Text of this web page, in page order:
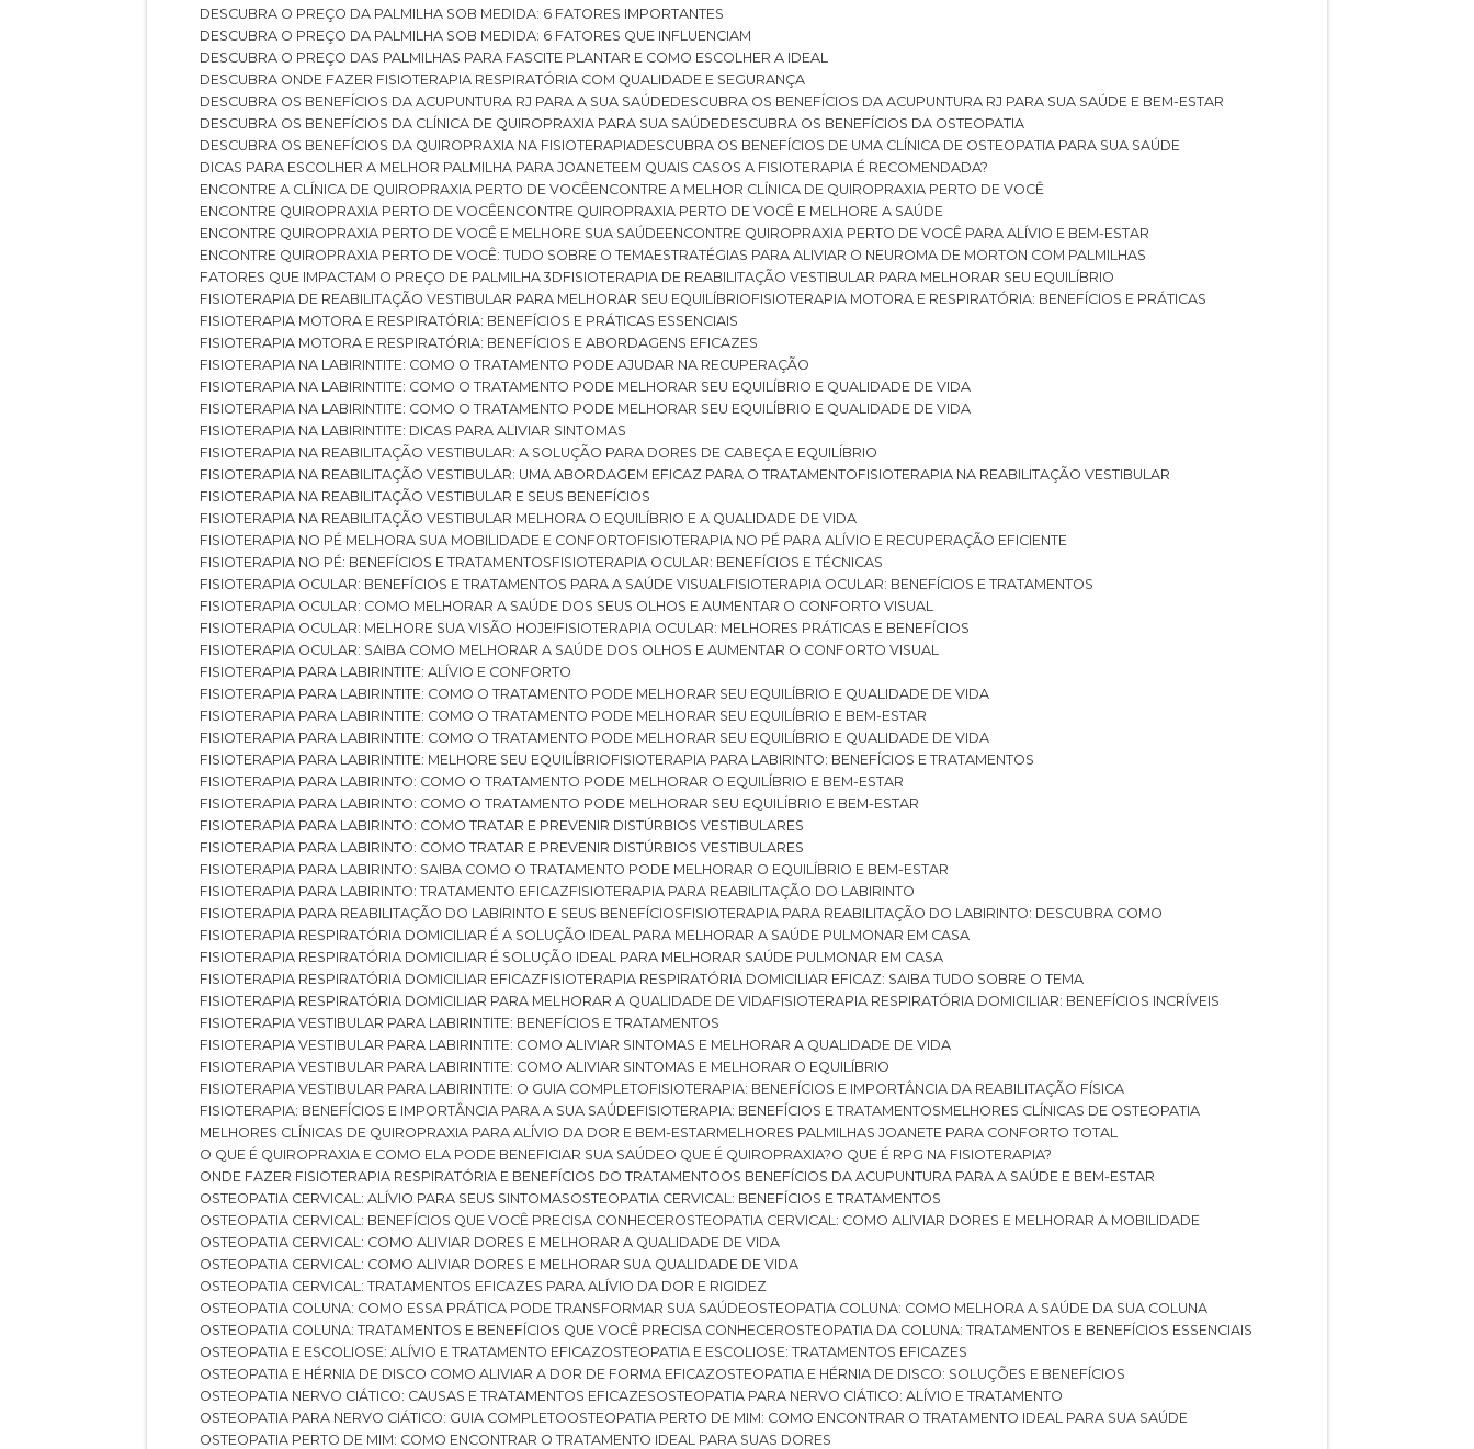
DESCUBRA O PREÇO DA PALMILHA SOB MEDIDA: 6 FATORES IMPORTANTES
DESCUBRA O PREÇO DA PALMILHA SOB MEDIDA: 6 FATORES QUE INFLUENCIAM
DESCUBRA O PREÇO DAS PALMILHAS PARA FASCITE PLANTAR E COMO ESCOLHER A IDEAL
DESCUBRA ONDE FAZER FISIOTERAPIA RESPIRATÓRIA COM QUALIDADE E SEGURANÇA
DESCUBRA OS BENEFÍCIOS DA ACUPUNTURA RJ PARA A SUA SAÚDE
DESCUBRA OS BENEFÍCIOS DA ACUPUNTURA RJ PARA SUA SAÚDE E BEM-ESTAR
DESCUBRA OS BENEFÍCIOS DA CLÍNICA DE QUIROPRAXIA PARA SUA SAÚDE
DESCUBRA OS BENEFÍCIOS DA OSTEOPATIA
DESCUBRA OS BENEFÍCIOS DA QUIROPRAXIA NA FISIOTERAPIA
DESCUBRA OS BENEFÍCIOS DE UMA CLÍNICA DE OSTEOPATIA PARA SUA SAÚDE
DICAS PARA ESCOLHER A MELHOR PALMILHA PARA JOANETE EM QUAIS CASOS A FISIOTERAPIA É RECOMENDADA?
ENCONTRE A CLÍNICA DE QUIROPRAXIA PERTO DE VOCÊ ENCONTRE A MELHOR CLÍNICA DE QUIROPRAXIA PERTO DE VOCÊ
ENCONTRE QUIROPRAXIA PERTO DE VOCÊ ENCONTRE QUIROPRAXIA PERTO DE VOCÊ E MELHORE A SAÚDE
ENCONTRE QUIROPRAXIA PERTO DE VOCÊ E MELHORE SUA SAÚDE ENCONTRE QUIROPRAXIA PERTO DE VOCÊ PARA ALÍVIO E BEM-ESTAR
ENCONTRE QUIROPRAXIA PERTO DE VOCÊ: TUDO SOBRE O TEMA ESTRATÉGIAS PARA ALIVIAR O NEUROMA DE MORTON COM PALMILHAS
FATORES QUE IMPACTAM O PREÇO DE PALMILHA 3D
FISIOTERAPIA DE REABILITAÇÃO VESTIBULAR PARA MELHORAR SEU EQUILÍBRIO
FISIOTERAPIA DE REABILITAÇÃO VESTIBULAR PARA MELHORAR SEU EQUILÍBRIO
FISIOTERAPIA MOTORA E RESPIRATÓRIA: BENEFÍCIOS E PRÁTICAS
FISIOTERAPIA MOTORA E RESPIRATÓRIA: BENEFÍCIOS E PRÁTICAS ESSENCIAIS
FISIOTERAPIA MOTORA E RESPIRATÓRIA: BENEFÍCIOS E ABORDAGENS EFICAZES
FISIOTERAPIA NA LABIRINTITE: COMO O TRATAMENTO PODE AJUDAR NA RECUPERAÇÃO
FISIOTERAPIA NA LABIRINTITE: COMO O TRATAMENTO PODE MELHORAR SEU EQUILÍBRIO E QUALIDADE DE VIDA
FISIOTERAPIA NA LABIRINTITE: COMO O TRATAMENTO PODE MELHORAR SEU EQUILÍBRIO E QUALIDADE DE VIDA
FISIOTERAPIA NA LABIRINTITE: DICAS PARA ALIVIAR SINTOMAS
FISIOTERAPIA NA REABILITAÇÃO VESTIBULAR: A SOLUÇÃO PARA DORES DE CABEÇA E EQUILÍBRIO
FISIOTERAPIA NA REABILITAÇÃO VESTIBULAR: UMA ABORDAGEM EFICAZ PARA O TRATAMENTO
FISIOTERAPIA NA REABILITAÇÃO VESTIBULAR
FISIOTERAPIA NA REABILITAÇÃO VESTIBULAR E SEUS BENEFÍCIOS
FISIOTERAPIA NA REABILITAÇÃO VESTIBULAR MELHORA O EQUILÍBRIO E A QUALIDADE DE VIDA
FISIOTERAPIA NO PÉ MELHORA SUA MOBILIDADE E CONFORTO
FISIOTERAPIA NO PÉ PARA ALÍVIO E RECUPERAÇÃO EFICIENTE
FISIOTERAPIA NO PÉ: BENEFÍCIOS E TRATAMENTOS
FISIOTERAPIA OCULAR: BENEFÍCIOS E TÉCNICAS
FISIOTERAPIA OCULAR: BENEFÍCIOS E TRATAMENTOS PARA A SAÚDE VISUAL FISIOTERAPIA OCULAR: BENEFÍCIOS E TRATAMENTOS
FISIOTERAPIA OCULAR: COMO MELHORAR A SAÚDE DOS SEUS OLHOS E AUMENTAR O CONFORTO VISUAL
FISIOTERAPIA OCULAR: MELHORE SUA VISÃO HOJE! FISIOTERAPIA OCULAR: MELHORES PRÁTICAS E BENEFÍCIOS
FISIOTERAPIA OCULAR: SAIBA COMO MELHORAR A SAÚDE DOS OLHOS E AUMENTAR O CONFORTO VISUAL
FISIOTERAPIA PARA LABIRINTITE: ALÍVIO E CONFORTO
FISIOTERAPIA PARA LABIRINTITE: COMO O TRATAMENTO PODE MELHORAR SEU EQUILÍBRIO E QUALIDADE DE VIDA
FISIOTERAPIA PARA LABIRINTITE: COMO O TRATAMENTO PODE MELHORAR SEU EQUILÍBRIO E BEM-ESTAR
FISIOTERAPIA PARA LABIRINTITE: COMO O TRATAMENTO PODE MELHORAR SEU EQUILÍBRIO E QUALIDADE DE VIDA
FISIOTERAPIA PARA LABIRINTITE: MELHORE SEU EQUILÍBRIO
FISIOTERAPIA PARA LABIRINTO: BENEFÍCIOS E TRATAMENTOS
FISIOTERAPIA PARA LABIRINTO: COMO O TRATAMENTO PODE MELHORAR O EQUILÍBRIO E BEM-ESTAR
FISIOTERAPIA PARA LABIRINTO: COMO O TRATAMENTO PODE MELHORAR SEU EQUILÍBRIO E BEM-ESTAR
FISIOTERAPIA PARA LABIRINTO: COMO TRATAR E PREVENIR DISTÚRBIOS VESTIBULARES
FISIOTERAPIA PARA LABIRINTO: COMO TRATAR E PREVENIR DISTÚRBIOS VESTIBULARES
FISIOTERAPIA PARA LABIRINTO: SAIBA COMO O TRATAMENTO PODE MELHORAR O EQUILÍBRIO E BEM-ESTAR
FISIOTERAPIA PARA LABIRINTO: TRATAMENTO EFICAZ FISIOTERAPIA PARA REABILITAÇÃO DO LABIRINTO
FISIOTERAPIA PARA REABILITAÇÃO DO LABIRINTO E SEUS BENEFÍCIOS
FISIOTERAPIA PARA REABILITAÇÃO DO LABIRINTO: DESCUBRA COMO
FISIOTERAPIA RESPIRATÓRIA DOMICILIAR É A SOLUÇÃO IDEAL PARA MELHORAR A SAÚDE PULMONAR EM CASA
FISIOTERAPIA RESPIRATÓRIA DOMICILIAR É SOLUÇÃO IDEAL PARA MELHORAR SAÚDE PULMONAR EM CASA
FISIOTERAPIA RESPIRATÓRIA DOMICILIAR EFICAZ FISIOTERAPIA RESPIRATÓRIA DOMICILIAR EFICAZ: SAIBA TUDO SOBRE O TEMA
FISIOTERAPIA RESPIRATÓRIA DOMICILIAR PARA MELHORAR A QUALIDADE DE VIDA FISIOTERAPIA RESPIRATÓRIA DOMICILIAR: BENEFÍCIOS INCRÍVEIS
FISIOTERAPIA VESTIBULAR PARA LABIRINTITE: BENEFÍCIOS E TRATAMENTOS
FISIOTERAPIA VESTIBULAR PARA LABIRINTITE: COMO ALIVIAR SINTOMAS E MELHORAR A QUALIDADE DE VIDA
FISIOTERAPIA VESTIBULAR PARA LABIRINTITE: COMO ALIVIAR SINTOMAS E MELHORAR O EQUILÍBRIO
FISIOTERAPIA VESTIBULAR PARA LABIRINTITE: O GUIA COMPLETO
FISIOTERAPIA: BENEFÍCIOS E IMPORTÂNCIA DA REABILITAÇÃO FÍSICA
FISIOTERAPIA: BENEFÍCIOS E IMPORTÂNCIA PARA A SUA SAÚDE FISIOTERAPIA: BENEFÍCIOS E TRATAMENTOS
MELHORES CLÍNICAS DE OSTEOPATIA
MELHORES CLÍNICAS DE QUIROPRAXIA PARA ALÍVIO DA DOR E BEM-ESTAR
MELHORES PALMILHAS JOANETE PARA CONFORTO TOTAL
O QUE É QUIROPRAXIA E COMO ELA PODE BENEFICIAR SUA SAÚDE
O QUE É QUIROPRAXIA?
O QUE É RPG NA FISIOTERAPIA?
ONDE FAZER FISIOTERAPIA RESPIRATÓRIA E BENEFÍCIOS DO TRATAMENTO
OS BENEFÍCIOS DA ACUPUNTURA PARA A SAÚDE E BEM-ESTAR
OSTEOPATIA CERVICAL: ALÍVIO PARA SEUS SINTOMAS
OSTEOPATIA CERVICAL: BENEFÍCIOS E TRATAMENTOS
OSTEOPATIA CERVICAL: BENEFÍCIOS QUE VOCÊ PRECISA CONHECER
OSTEOPATIA CERVICAL: COMO ALIVIAR DORES E MELHORAR A MOBILIDADE
OSTEOPATIA CERVICAL: COMO ALIVIAR DORES E MELHORAR A QUALIDADE DE VIDA
OSTEOPATIA CERVICAL: COMO ALIVIAR DORES E MELHORAR SUA QUALIDADE DE VIDA
OSTEOPATIA CERVICAL: TRATAMENTOS EFICAZES PARA ALÍVIO DA DOR E RIGIDEZ
OSTEOPATIA COLUNA: COMO ESSA PRÁTICA PODE TRANSFORMAR SUA SAÚDE
OSTEOPATIA COLUNA: COMO MELHORA A SAÚDE DA SUA COLUNA
OSTEOPATIA COLUNA: TRATAMENTOS E BENEFÍCIOS QUE VOCÊ PRECISA CONHECER
OSTEOPATIA DA COLUNA: TRATAMENTOS E BENEFÍCIOS ESSENCIAIS
OSTEOPATIA E ESCOLIOSE: ALÍVIO E TRATAMENTO EFICAZ
OSTEOPATIA E ESCOLIOSE: TRATAMENTOS EFICAZES
OSTEOPATIA E HÉRNIA DE DISCO COMO ALIVIAR A DOR DE FORMA EFICAZ
OSTEOPATIA E HÉRNIA DE DISCO: SOLUÇÕES E BENEFÍCIOS
OSTEOPATIA NERVO CIÁTICO: CAUSAS E TRATAMENTOS EFICAZES
OSTEOPATIA PARA NERVO CIÁTICO: ALÍVIO E TRATAMENTO
OSTEOPATIA PARA NERVO CIÁTICO: GUIA COMPLETO
OSTEOPATIA PERTO DE MIM: COMO ENCONTRAR O TRATAMENTO IDEAL PARA SUA SAÚDE
OSTEOPATIA PERTO DE MIM: COMO ENCONTRAR O TRATAMENTO IDEAL PARA SUAS DORES